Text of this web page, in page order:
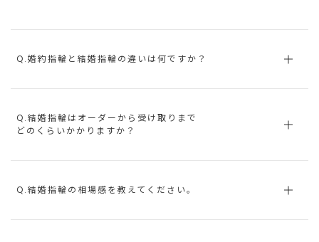
Q.婚約指輪と結婚指輪の違いは何ですか？
Q.結婚指輪はオーダーから受け取りまで
どのくらいかかりますか？
Q.結婚指輪の相場感を教えてください。